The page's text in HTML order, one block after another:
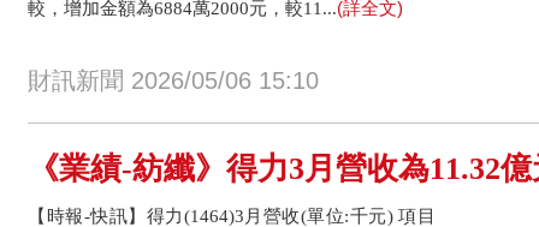
較，增加金額為6884萬2000元，較11...(詳全文)
財訊新聞 2026/05/06 15:10
《業績-紡纖》得力3月營收為11.32
【時報-快訊】得力(1464)3月營收(單位:千元) 項